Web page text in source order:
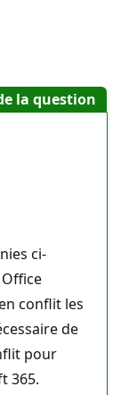
la question
ci-
conflit les
de
pour
365.